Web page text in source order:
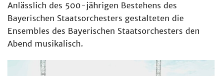
Anlässlich des 500-jährigen Bestehens des
Bayerischen Staatsorchesters gestalteten die
Ensembles des Bayerischen Staatsorchesters den
Abend musikalisch.